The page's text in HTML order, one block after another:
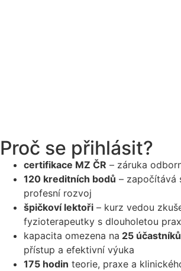
Proč se přihlásit?
certifikace MZ ČR – záruka
120 kreditních bodů – započítává
profesní rozvoj
špičkoví lektoři – kurz vedou
fyzioterapeutky s dlouholetou
kapacita omezena na 25 účastníků
přístup a efektivní výuka
175 hodin teorie, praxe a